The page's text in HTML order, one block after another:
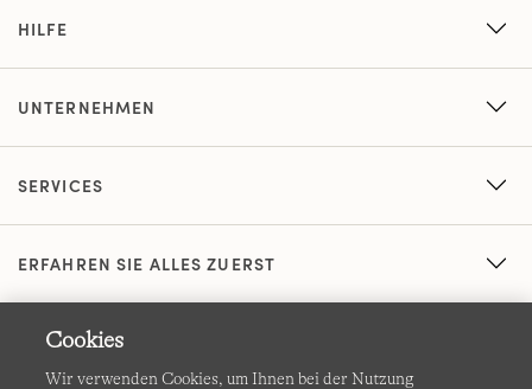
HILFE
UNTERNEHMEN
SERVICES
ERFAHREN SIE ALLES ZUERST
Cookies
Wir verwenden Cookies, um Ihnen bei der Nutzung